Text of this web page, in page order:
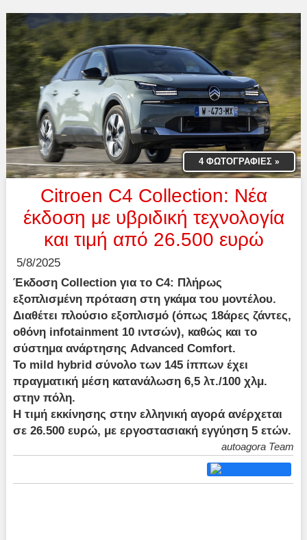
4 ΦΩΤΟΓΡΑΦΙΕΣ »
Citroen C4 Collection: Νέα
έκδοση με υβριδική τεχνολογία
και τιμή από 26.500 ευρώ
5/8/2025
Έκδοση Collection για το C4: Πλήρως
εξοπλισμένη πρόταση στη γκάμα του μοντέλου.
Διαθέτει πλούσιο εξοπλισμό (όπως 18άρες ζάντες,
οθόνη infotainment 10 ιντσών), καθώς και το
σύστημα ανάρτησης Advanced Comfort.
Το mild hybrid σύνολο των 145 ίππων έχει
πραγματική μέση κατανάλωση 6,5 λτ./100 χλμ.
στην πόλη.
Η τιμή εκκίνησης στην ελληνική αγορά ανέρχεται
σε 26.500 ευρώ, με εργοστασιακή εγγύηση 5 ετών.
autoagora Team